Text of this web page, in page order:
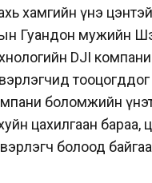
хамгийн үнэ
Гуандон мужийн
DJI компани
тооцогддог
боломжийн
цахилгаан бараа,
болоод